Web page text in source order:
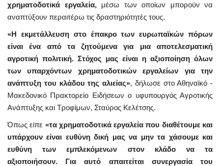
χρηματοδοτικά εργαλεία,μέσω των οποίων μπορούν να
αναπτύξουν περαιτέρω τις δραστηριότητές τους.
«Η εκμετάλλευση στο έπακρο των ευρωπαϊκών πόρων
είναι ένα από τα ζητούμενα για μια αποτελεσματική
αγροτική πολιτική. Στόχος μας είναι η αξιοποίηση όλων
των υπαρχόντων χρηματοδοτικών εργαλείων για την
ανάπτυξη του κλάδου της αλιείας», δήλωσε στο Αθηναϊκό -
Μακεδονικό Πρακτορείο Ειδήσεων ο υφυπουργός Αγροτικής
Ανάπτυξης και Τροφίμων, Σταύρος Κελέτσης.
Όπως είπε «τα χρηματοδοτικά εργαλεία που διαθέτουμε και
υπάρχουν είναι ευθύνη δική μας να μην τα χάσουμε και
ευθύνη των εμπλεκόμενων στον κλάδο να τα
αξιοποιήσουν. Για αυτό απαιτείται συνεργασία του